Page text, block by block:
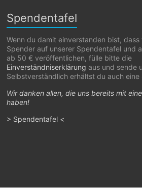
Spendentafel
Wenn du damit einverstanden bist,
Spender auf unserer Spendentafel und
ab 50 € veröffentlichen, fülle bitte die
Einverständniserklärung aus und sende
Selbstverständlich erhältst du auch
Wir danken allen, die uns bereits mit
haben!
> Spendentafel <